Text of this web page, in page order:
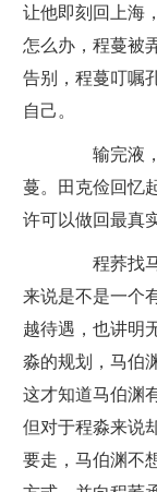
让他即刻回上海
怎么办，程蔓被
告别，程蔓叮嘱
自己。
输完液，
蔓。田克俭回忆
许可以做回最真
程荞找马
来说是不是一个
越待遇，也讲明
淼的规划，马伯
这才知道马伯渊
但对于程淼来说
要走，马伯渊不